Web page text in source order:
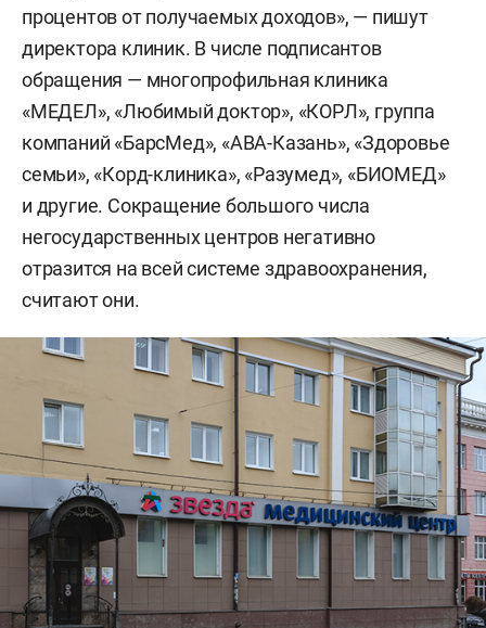
процентов от получаемых доходов», — пишут
директора клиник. В числе подписантов
обращения — многопрофильная клиника
«МЕДЕЛ», «Любимый доктор», «КОРЛ», группа
компаний «БарсМед», «АВА-Казань», «Здоровье
семьи», «Корд-клиника», «Разумед», «БИОМЕД»
и другие. Сокращение большого числа
негосударственных центров негативно
отразится на всей системе здравоохранения,
считают они.